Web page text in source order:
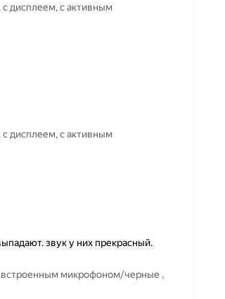
дисплеем, с активным
дисплеем, с активным
звук у них прекрасный.
встроенным микрофоном/черные ,